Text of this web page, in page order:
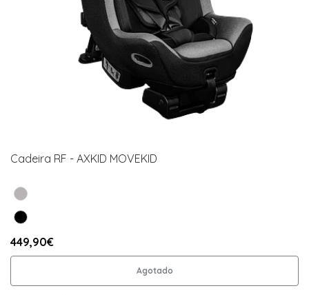
Cadeira RF - AXKID MOVEKID
449,90€
Agotado